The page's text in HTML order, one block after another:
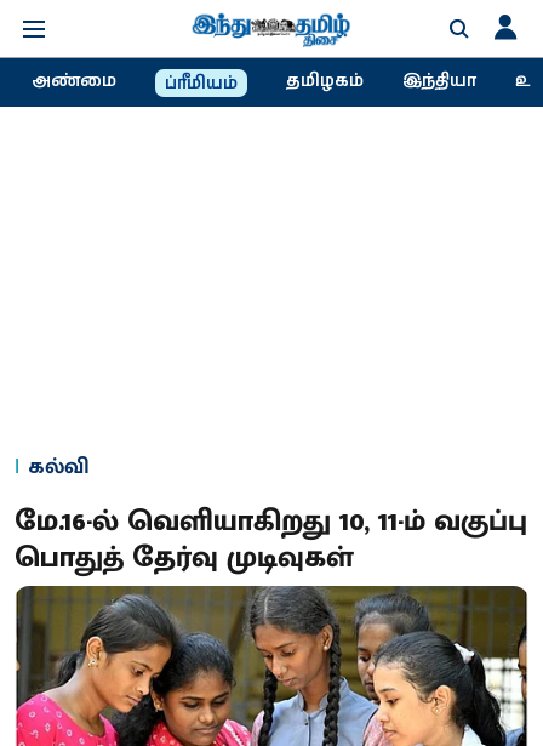
அண்மை ப்ரீமியம் தமிழகம் இந்தியா
கல்வி
மே.16-ல் வெளியாகிறது 10, 11-ம் வகுப்பு
பொதுத் தேர்வு முடிவுகள்